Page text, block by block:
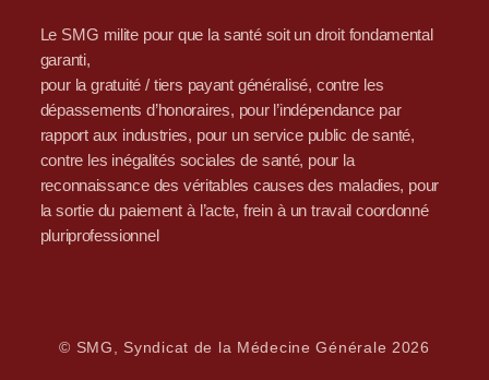
Le SMG milite pour que la santé soit un droit fondamental
garanti,
pour la gratuité / tiers payant généralisé, contre les
dépassements d’honoraires, pour l’indépendance par
rapport aux industries, pour un service public de santé,
contre les inégalités sociales de santé, pour la
reconnaissance des véritables causes des maladies, pour
la sortie du paiement à l’acte, frein à un travail coordonné
pluriprofessionnel
© SMG, Syndicat de la Médecine Générale 2026